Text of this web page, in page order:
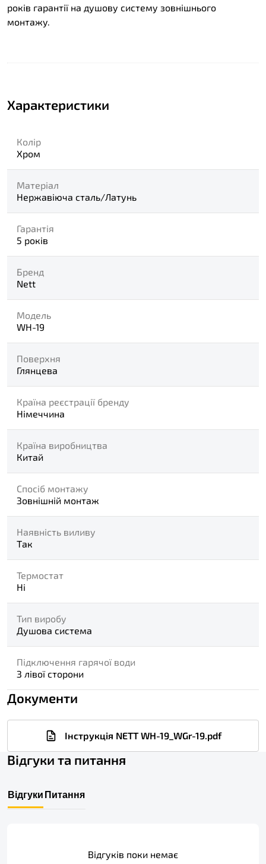
років гарантії на душову систему зовнішнього
монтажу.
Характеристики
Колір
Хром
Матеріал
Нержавіюча сталь/Латунь
Гарантія
5 років
Бренд
Nett
Модель
WH-19
Поверхня
Глянцева
Країна реєстрації бренду
Німеччина
Країна виробництва
Китай
Спосіб монтажу
Зовнішній монтаж
Наявність виливу
Так
Термостат
Ні
Тип виробу
Душова система
Підключення гарячої води
З лівої сторони
Документи
Інструкція NETT WH-19_WGr-19.pdf
Відгуки та питання
Відгуки Питання
Відгуків поки немає